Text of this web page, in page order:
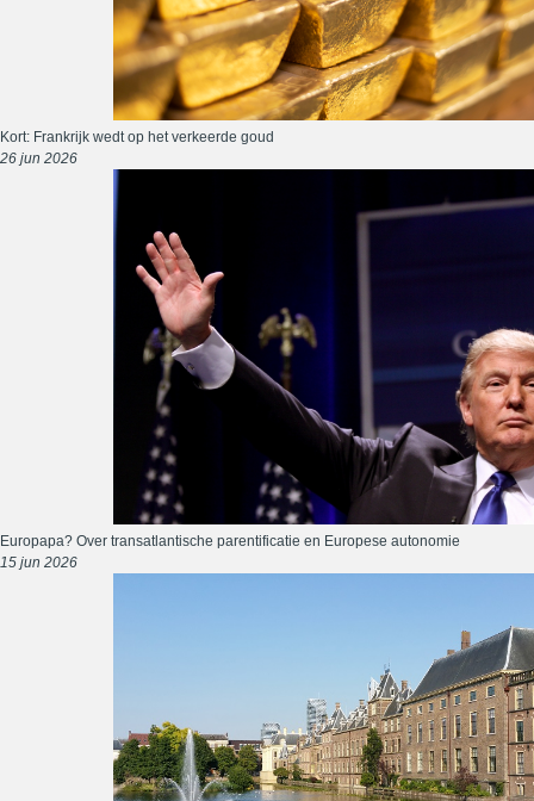
Kort: Frankrijk wedt op het verkeerde goud
26 jun 2026
Europapa? Over transatlantische parentificatie en Europese autonomie
15 jun 2026